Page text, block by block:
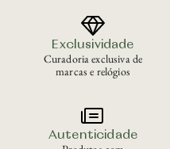
Exclusividade
Curadoria exclusiva de
marcas e relógios
Autenticidade